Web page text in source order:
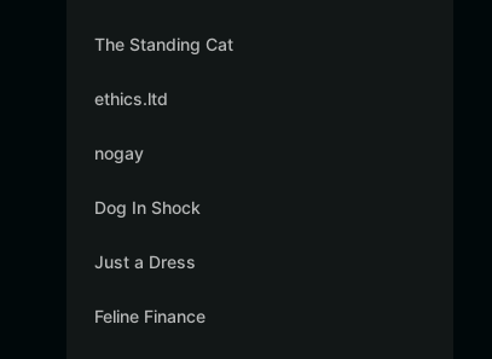
The Standing Cat
ethics.ltd
nogay
Dog In Shock
Just a Dress
Feline Finance